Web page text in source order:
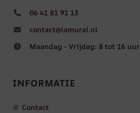
06 41 81 91 13
contact@lamural.nl
Maandag - Vrijdag: 8 tot 16 uur
INFORMATIE
Contact